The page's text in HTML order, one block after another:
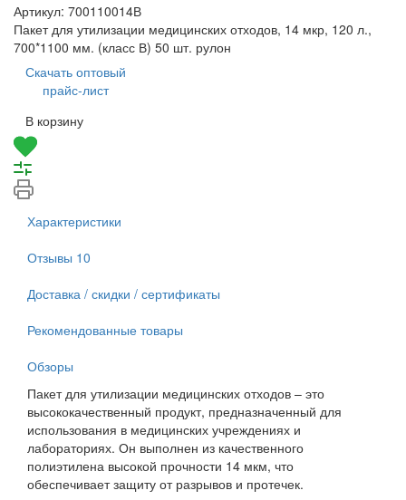
Артикул: 700110014В
Пакет для утилизации медицинских отходов, 14 мкр, 120 л.,
700*1100 мм. (класс В) 50 шт. рулон
Скачать оптовый
прайс-лист
В корзину
Характеристики
Отзывы 10
Доставка / скидки / сертификаты
Рекомендованные товары
Обзоры
Пакет для утилизации медицинских отходов – это
высококачественный продукт, предназначенный для
использования в медицинских учреждениях и
лабораториях. Он выполнен из качественного
полиэтилена высокой прочности 14 мкм, что
обеспечивает защиту от разрывов и протечек.